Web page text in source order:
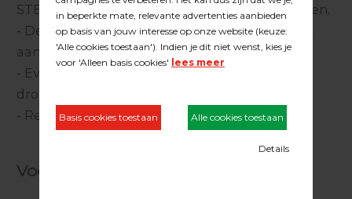
STEP Intensief Reiniger #9200 grondig reinigen.
- De polish onverdund met een vochtige doek
aanbrengen.
- Eventueel kruiselings een tweede laag na
droging (minimaal 1 uur) aanbrengen.
- Rendement: 40-60 m2/l.
Voor de eindgebruiker: